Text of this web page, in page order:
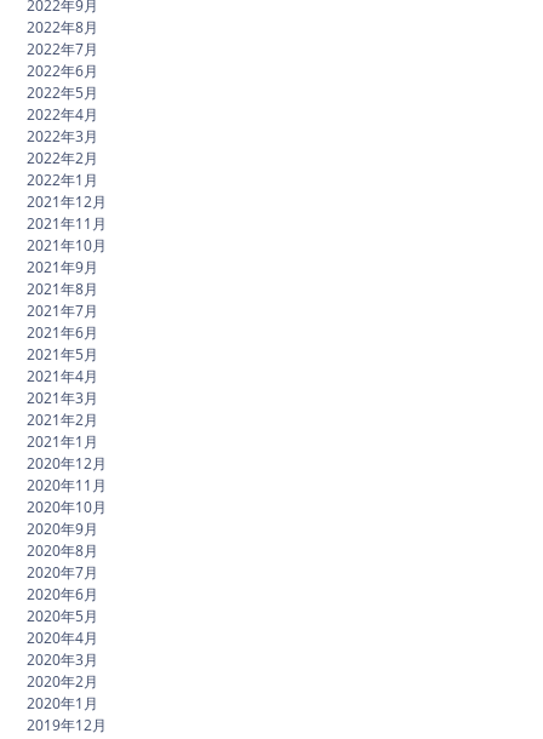
2022年9月
2022年8月
2022年7月
2022年6月
2022年5月
2022年4月
2022年3月
2022年2月
2022年1月
2021年12月
2021年11月
2021年10月
2021年9月
2021年8月
2021年7月
2021年6月
2021年5月
2021年4月
2021年3月
2021年2月
2021年1月
2020年12月
2020年11月
2020年10月
2020年9月
2020年8月
2020年7月
2020年6月
2020年5月
2020年4月
2020年3月
2020年2月
2020年1月
2019年12月